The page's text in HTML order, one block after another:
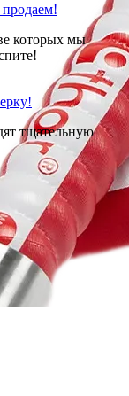
которых мы
тщательную